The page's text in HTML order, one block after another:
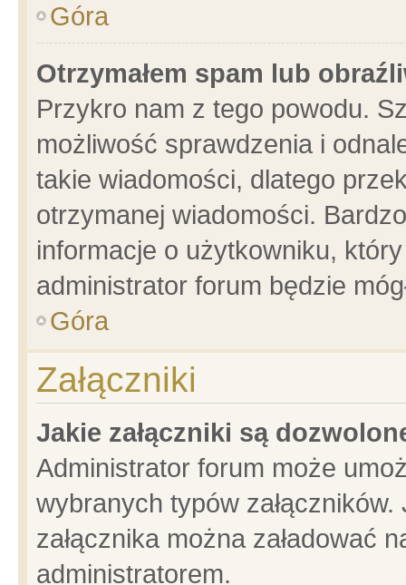
Góra
Otrzymałem spam lub
Przykro nam z tego powodu.
możliwość sprawdzenia i
takie wiadomości, dlatego
otrzymanej wiadomości.
informacje o użytkowniku,
administrator forum będzie
Góra
Załączniki
Jakie załączniki są
Administrator forum może
wybranych typów
załącznika można załadować
administratorem.